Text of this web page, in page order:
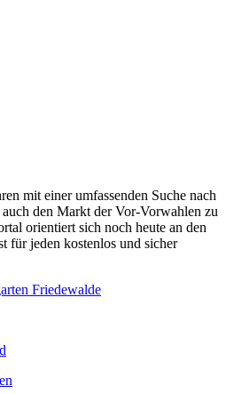
mit einer umfassenden Suche nach
den Markt der Vor-Vorwahlen zu
orientiert sich noch heute an den
für jeden kostenlos und sicher
Friedewalde